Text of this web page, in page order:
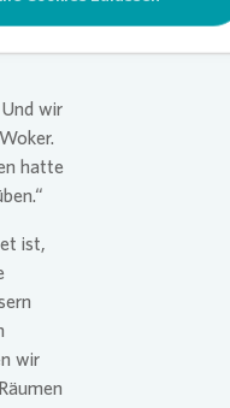
wir
hatte
ist,
wir